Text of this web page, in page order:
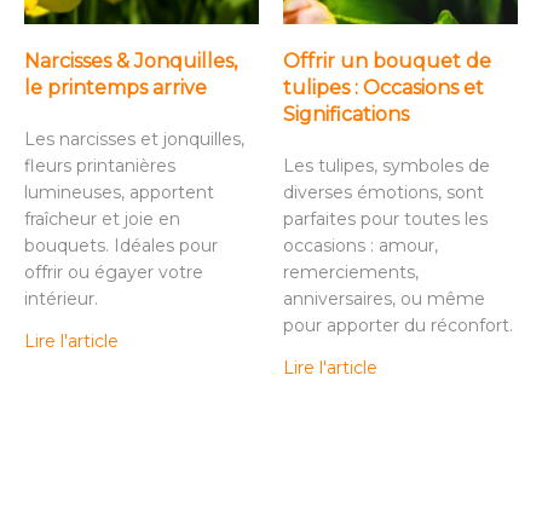
Narcisses & Jonquilles,
le printemps arrive
Les narcisses et jonquilles,
fleurs printanières
lumineuses, apportent
fraîcheur et joie en
bouquets. Idéales pour
offrir ou égayer votre
intérieur.
Lire l'article
Offrir un bouquet de
tulipes : Occasions et
Significations
Les tulipes, symboles de
diverses émotions, sont
parfaites pour toutes les
occasions : amour,
remerciements,
anniversaires, ou même
pour apporter du réconfort.
Lire l'article